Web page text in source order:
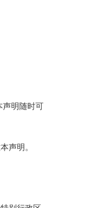
声明随时可
声明。